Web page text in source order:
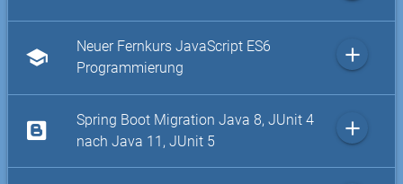
school
Neuer Fernkurs JavaScript ES6
Programmierung
add
Spring Boot Migration Java 8, JUnit 4
nach Java 11, JUnit 5
add